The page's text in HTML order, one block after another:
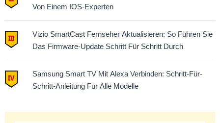
Von Einem IOS-Experten
Vizio SmartCast Fernseher Aktualisieren: So Führen Sie
Das Firmware-Update Schritt Für Schritt Durch
Samsung Smart TV Mit Alexa Verbinden: Schritt-Für-
Schritt-Anleitung Für Alle Modelle